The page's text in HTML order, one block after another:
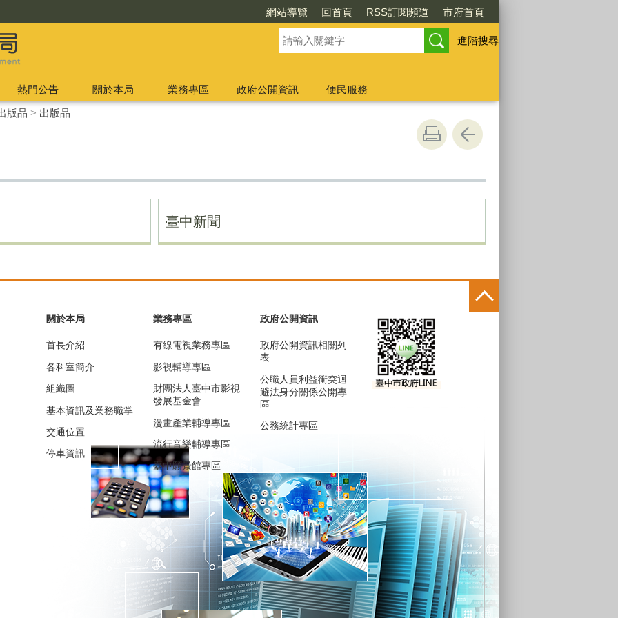
網站導覽 回首頁 RSS訂閱頻道 市府首頁
進階搜尋
熱門公告 關於本局 業務專區 政府公開資訊
便民服務
版品 > 出版品
臺中新聞
關於本局
首長介紹
各科室簡介
組織圖
基本資訊及業務職掌
交通位置
停車資訊
業務專區
有線電視業務專區
影視輔導專區
財團法人臺中市影視
發展基金會
漫畫產業輔導專區
流行音樂輔導專區
臺中願景館專區
政府公開資訊
政府公開資訊相關列
表
公職人員利益衝突迴
避法身分關係公開專
區
公務統計專區